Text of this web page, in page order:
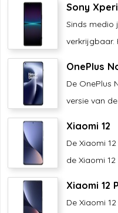
Sony
Sinds medio
verkrijgbaar.
OnePlus
De OnePlus
versie van de
Xiaomi 12
De Xiaomi
de Xiaomi 12
Xiaomi 12
De Xiaomi